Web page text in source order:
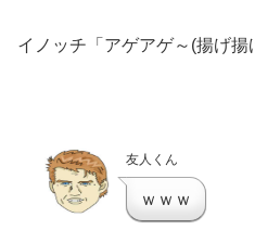
イノッチ「アゲアゲ～(揚げ揚
友人くん
ｗｗｗ